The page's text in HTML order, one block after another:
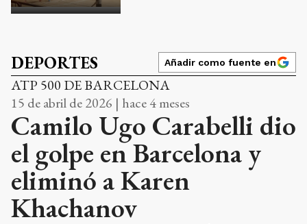
DEPORTES Añadir como fuente en
ATP 500 DE BARCELONA
15 de abril de 2026 | hace 4 meses
Camilo Ugo Carabelli dio
el golpe en Barcelona y
eliminó a Karen
Khachanov